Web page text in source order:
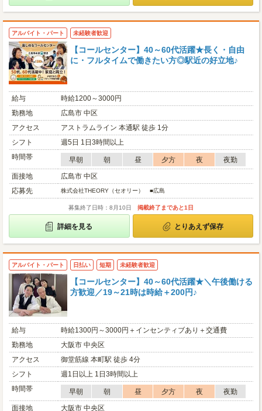
アルバイト・パート 未経験者歓迎
【コールセンター】40～60代活躍★長く・自由
に・フルタイムで働きたい方◎駅近の好立地♪
給与
時給1200～3000円
勤務地
広島市 中区
アクセス
アストラムライン 本通駅 徒歩 1分
シフト
週5日 1日3時間以上
時間帯
早朝 朝 昼 夕方 夜
夜勤
面接地
広島市 中区
応募先
株式会社THEORY（セオリー） ■広島
募集終了日時：8月10日 掲載終了まであと1日
詳細を見る とりあえず保存
アルバイト・パート 日払い 短期 未経験者歓迎
【コールセンター】40～60代活躍★＼午後働ける
方歓迎／19～21時は時給＋200円♪
給与
時給1300円～3000円＋インセンティブあり＋交通費
勤務地
大阪市 中央区
アクセス
御堂筋線 本町駅 徒歩 4分
シフト
週1日以上 1日3時間以上
時間帯
早朝 朝 昼 夕方 夜
夜勤
面接地
大阪市 中央区